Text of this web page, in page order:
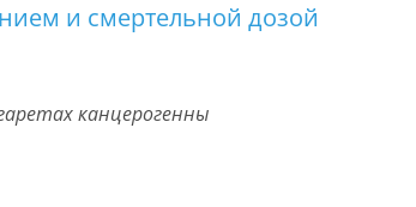
и смертельной дозой
канцерогенны